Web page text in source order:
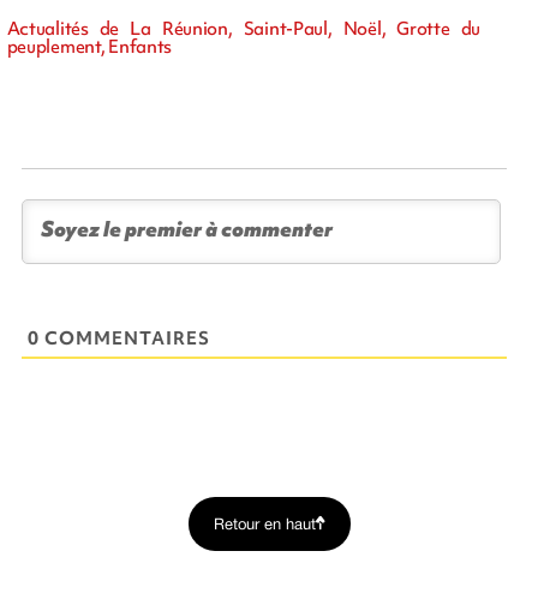
Actualités de La Réunion, Saint-Paul, Noël, Grotte du
peuplement, Enfants
0 COMMENTAIRES
Retour en haut